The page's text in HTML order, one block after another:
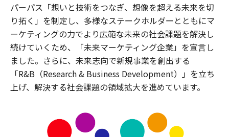
パーパス「想いと技術をつなぎ、想像を超える未来を切
り拓く」を制定し、多様なステークホルダーとともにマ
ーケティングの力でより広範な未来の社会課題を解決し
続けていくため、「未来マーケティング企業」を宣言し
ました。さらに、未来志向で新規事業を創出する
「R&B（Research & Business Development）」を立ち
上げ、解決する社会課題の領域拡大を進めています。